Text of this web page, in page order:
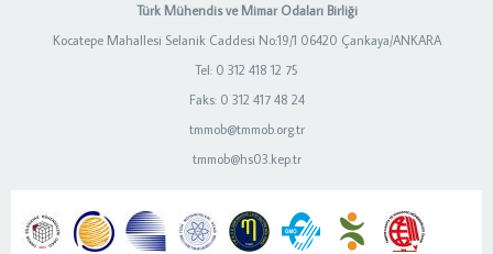
Türk Mühendis ve Mimar Odaları Birliği
Kocatepe Mahallesi Selanik Caddesi No:19/1 06420 Çankaya/ANKARA
Tel: 0 312 418 12 75
Faks: 0 312 417 48 24
tmmob@tmmob.org.tr
tmmob@hs03.kep.tr